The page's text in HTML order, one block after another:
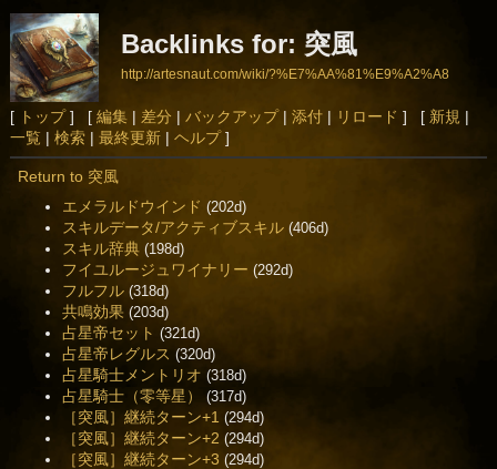
Backlinks for: 突風
http://artesnaut.com/wiki/?%E7%AA%81%E9%A2%A8
[ トップ] [ 編集| 差分 | バックアップ| 添付| リロード ] [ 新規 |
一覧| 検索| 最終更新| ヘルプ]
Return to 突風
エメラルドウインド (202d)
スキルデータ/アクティブスキル (406d)
スキル辞典 (198d)
フイユルージュワイナリー (292d)
フルフル (318d)
共鳴効果 (203d)
占星帝セット (321d)
占星帝レグルス (320d)
占星騎士メントリオ (318d)
占星騎士（零等星） (317d)
［突風］継続ターン+1 (294d)
［突風］継続ターン+2 (294d)
［突風］継続ターン+3 (294d)